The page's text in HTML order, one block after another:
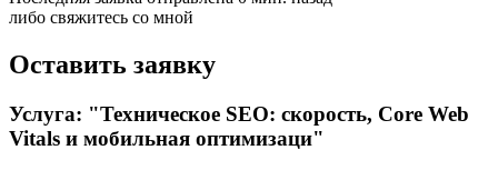
либо свяжитесь со мной
Оставить заявку
Услуга: "Техническое SEO: скорость, Core Web
Vitals и мобильная оптимизаци"